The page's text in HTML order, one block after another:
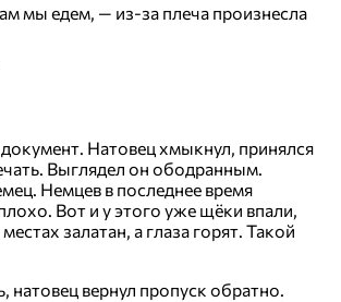
мы едем, — из-за плеча произнесла
Натовец хмыкнул, принялся
Выглядел он ободранным.
Немцев в последнее время
Вот и у этого уже щёки впали,
залатан, а глаза горят. Такой
натовец вернул пропуск обратно.